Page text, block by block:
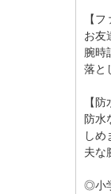
【
お友
腕時
落と
【
防水
しめ
夫な
◎小